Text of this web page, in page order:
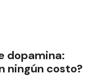
dopamina:
ningún costo?